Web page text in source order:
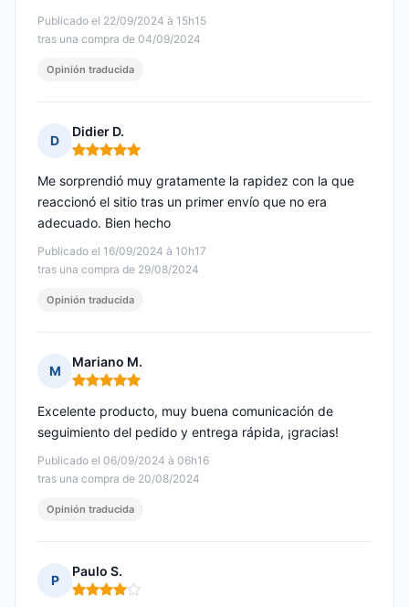
Publicado el 22/09/2024 à 15h15
tras una compra de 04/09/2024
Opinión traducida
D
Didier D.
Nota: 5 de 5
Publicado el 16/09/2024 à 10h17
tras una compra de 29/08/2024
Me sorprendió muy gratamente la rapidez con la que
reaccionó el sitio tras un primer envío que no era
adecuado. Bien hecho
Opinión traducida
M
Mariano M.
Nota: 5 de 5
Publicado el 06/09/2024 à 06h16
tras una compra de 20/08/2024
Excelente producto, muy buena comunicación de
seguimiento del pedido y entrega rápida, ¡gracias!
Opinión traducida
P
Paulo S.
Nota: 4 de 5